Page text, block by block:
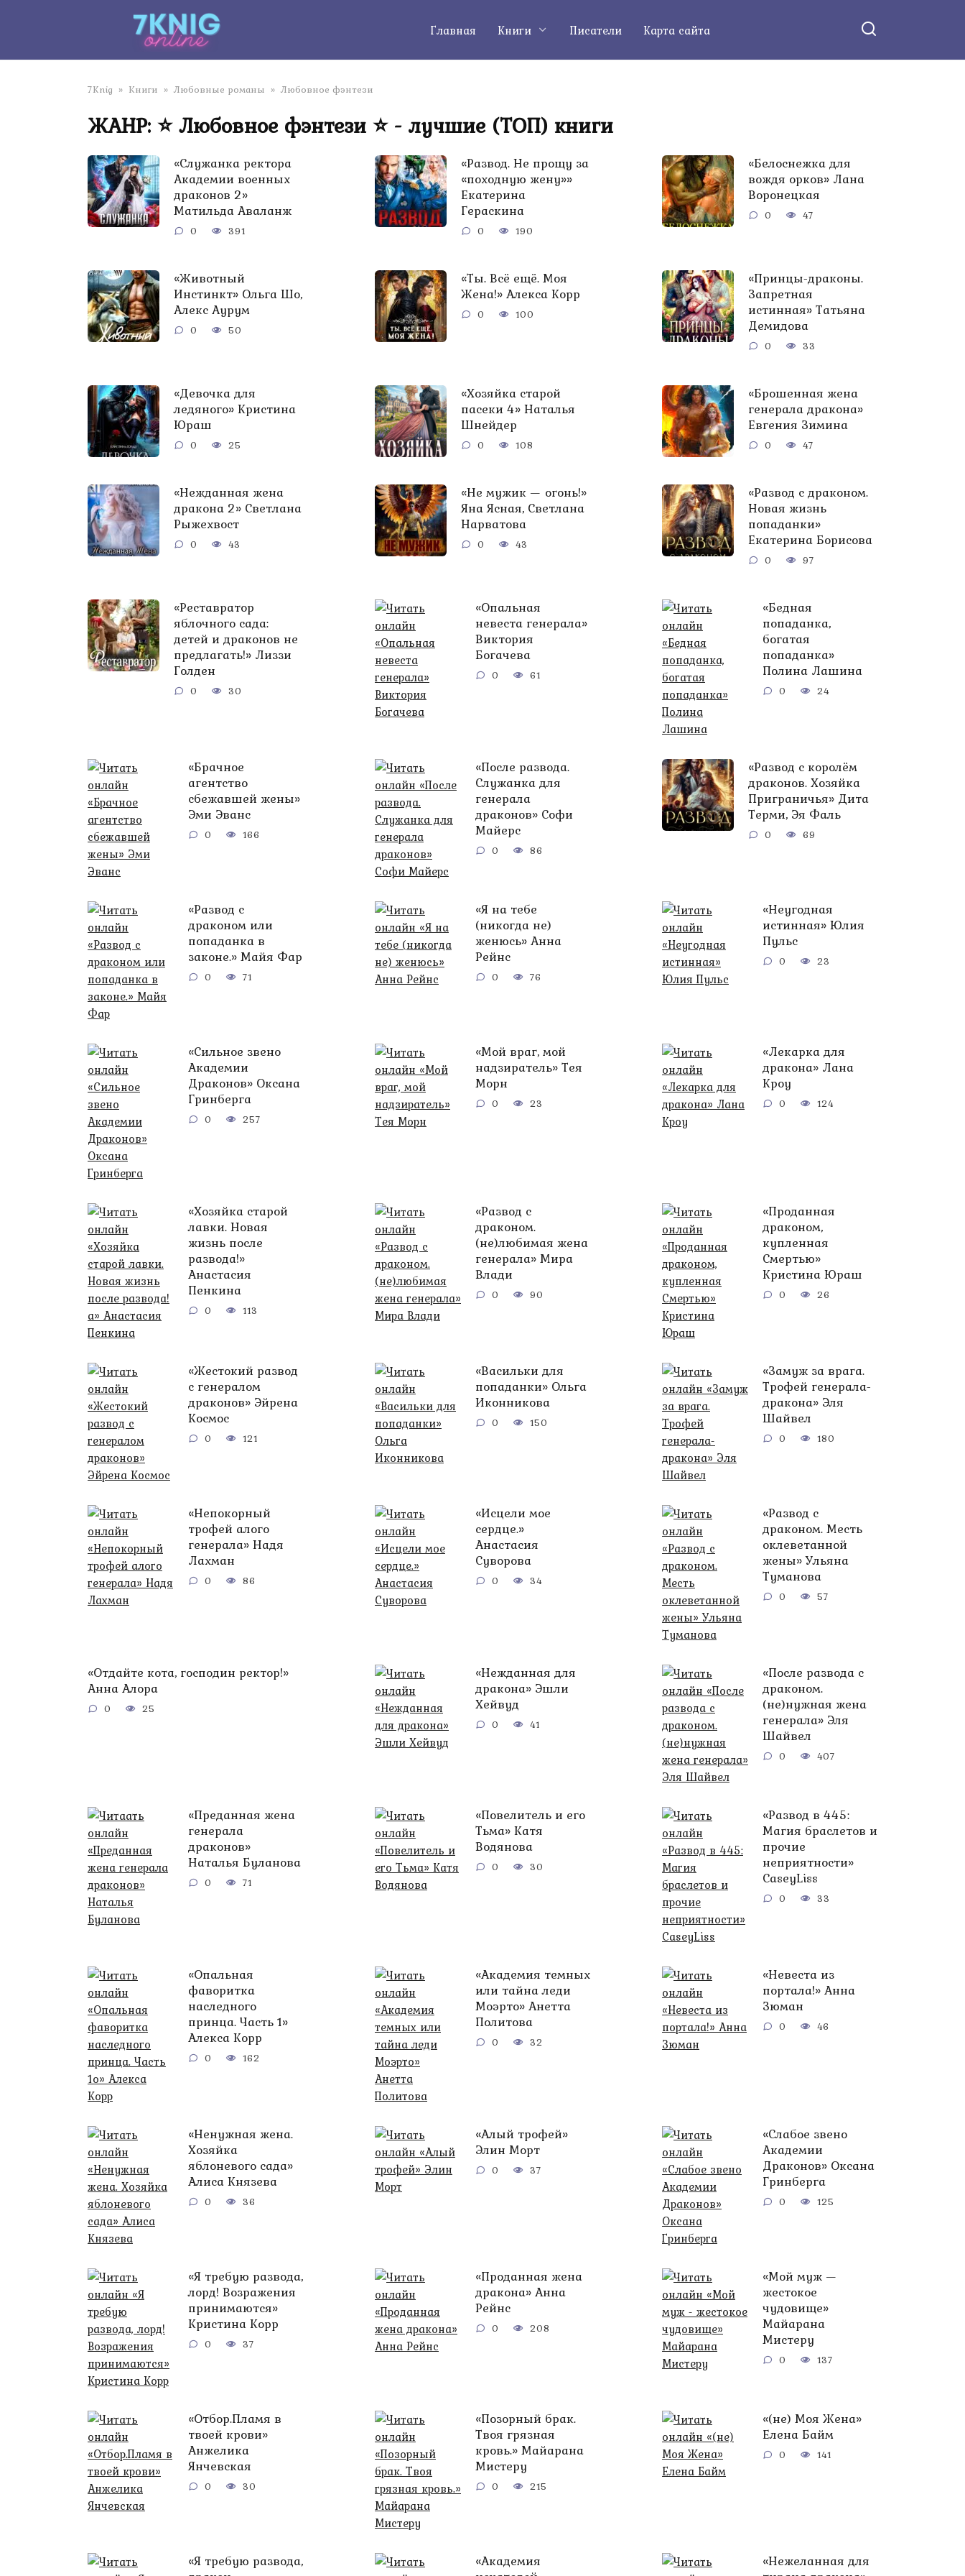
Главная Книги Писатели Карта сайта
7Knig » Книги » Любовные романы » Любовное фэнтези
ЖАНР: ⭐ Любовное фэнтези ⭐ - лучшие (ТОП) книги
«Служанка ректора
Академии военных
драконов 2»
Матильда Аваланж
0 391
«Развод. Не прощу за
«походную жену»»
Екатерина
Гераскина
0 190
«Белоснежка для
вождя орков» Лана
Воронецкая
0 47
«Животный
Инстинкт» Ольга Шо,
Алекс Аурум
0 50
«Ты. Всё ещё. Моя
Жена!» Алекса Корр
0 100
«Принцы-драконы.
Запретная
истинная» Татьяна
Демидова
0 33
«Девочка для
ледяного» Кристина
Юраш
0 25
«Хозяйка старой
пасеки 4» Наталья
Шнейдер
0 108
«Брошенная жена
генерала дракона»
Евгения Зимина
0 47
«Нежданная жена
дракона 2» Светлана
Рыжехвост
0 43
«Не мужик — огонь!»
Яна Ясная, Светлана
Нарватова
0 43
«Развод с драконом.
Новая жизнь
попаданки»
Екатерина Борисова
0 97
«Реставратор
яблочного сада:
детей и драконов не
предлагать!» Лиззи
Голден
0 30
«Опальная
невеста генерала»
Виктория
Богачева
0 61
«Бедная
попаданка,
богатая
попаданка»
Полина Лашина
0 24
«Брачное
агентство
сбежавшей жены»
Эми Эванс
0 166
«После развода.
Служанка для
генерала
драконов» Софи
Майерс
0 86
«Развод с королём
драконов. Хозяйка
Приграничья» Дита
Терми, Эя Фаль
0 69
«Развод с
драконом или
попаданка в
законе.» Майя Фар
0 71
«Я на тебе
(никогда не)
женюсь» Анна
Рейнс
0 76
«Неугодная
истинная» Юлия
Пульс
0 23
«Сильное звено
Академии
Драконов» Оксана
Гринберга
0 257
«Мой враг, мой
надзиратель» Тея
Морн
0 23
«Лекарка для
дракона» Лана
Кроу
0 124
«Хозяйка старой
лавки. Новая
жизнь после
развода!»
Анастасия
Пенкина
0 113
«Развод с
драконом.
(не)любимая жена
генерала» Мира
Влади
0 90
«Проданная
драконом,
купленная
Смертью»
Кристина Юраш
0 26
«Жестокий развод
с генералом
драконов» Эйрена
Космос
0 121
«Васильки для
попаданки» Ольга
Иконникова
0 150
«Замуж за врага.
Трофей генерала-
дракона» Эля
Шайвел
0 180
«Непокорный
трофей алого
генерала» Надя
Лахман
0 86
«Исцели мое
сердце.»
Анастасия
Суворова
0 34
«Развод с
драконом. Месть
оклеветанной
жены» Ульяна
Туманова
0 57
«Отдайте кота, господин ректор!»
Анна Алора
0 25
«Нежданная для
дракона» Эшли
Хейвуд
0 41
«После развода с
драконом.
(не)нужная жена
генерала» Эля
Шайвел
0 407
«Преданная жена
генерала
драконов»
Наталья Буланова
0 71
«Повелитель и его
Тьма» Катя
Водянова
0 30
«Развод в 445:
Магия браслетов и
прочие
неприятности»
CaseyLiss
0 33
«Опальная
фаворитка
наследного
принца. Часть 1»
Алекса Корр
0 162
«Академия темных
или тайна леди
Моэрто» Анетта
Политова
0 32
«Невеста из
портала!» Анна
Зюман
0 46
«Ненужная жена.
Хозяйка
яблоневого сада»
Алиса Князева
0 36
«Алый трофей»
Элин Морт
0 37
«Слабое звено
Академии
Драконов» Оксана
Гринберга
0 125
«Я требую развода,
лорд! Возражения
принимаются»
Кристина Корр
0 37
«Проданная жена
дракона» Анна
Рейнс
0 208
«Мой муж —
жестокое
чудовище»
Майарана
Мистеру
0 137
«Отбор.Пламя в
твоей крови»
Анжелика
Янчевская
0 30
«Позорный брак.
Твоя грязная
кровь.» Майарана
Мистеру
0 215
«(не) Моя Жена»
Елена Байм
0 141
«Я требую развода,
«Академия
«Нежеланная для